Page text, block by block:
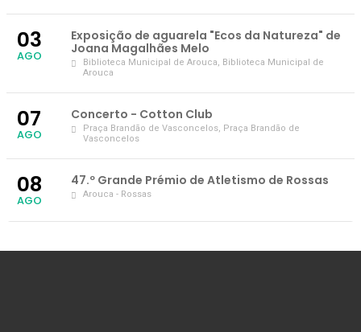
03
AGO
Exposição de aguarela "Ecos da Natureza" de
Joana Magalhães Melo
Biblioteca Municipal de Arouca, Biblioteca Municipal de
Arouca
07
AGO
Concerto - Cotton Club
Praça Brandão de Vasconcelos, Praça Brandão de
Vasconcelos
08
AGO
47.º Grande Prémio de Atletismo de Rossas
Arouca - Rossas